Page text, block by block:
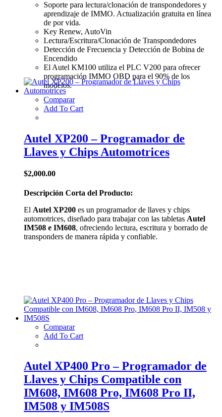
Soporte para lectura/clonación de transpondedores y
aprendizaje de IMMO. Actualización gratuita en línea
de por vida.
Key Renew, AutoVin
Lectura/Escritura/Clonación de Transpondedores
Detección de Frecuencia y Detección de Bobina de
Encendido
El Autel KM100 utiliza el PLC V200 para ofrecer
programación IMMO OBD para el 90% de los
modelos.
Comparar
Add To Cart
Autel XP200 – Programador de
Llaves y Chips Automotrices
$2,000.00
Descripción Corta del Producto:
El Autel XP200 es un programador de llaves y chips
automotrices, diseñado para trabajar con las tabletas Autel
IM508 e IM608, ofreciendo lectura, escritura y borrado de
transponders de manera rápida y confiable.
Comparar
Add To Cart
Autel XP400 Pro – Programador de
Llaves y Chips Compatible con
IM608, IM608 Pro, IM608 Pro II,
IM508 y IM508S